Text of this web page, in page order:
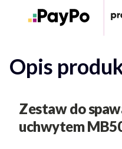
Opis
Zestaw do
uchwytem